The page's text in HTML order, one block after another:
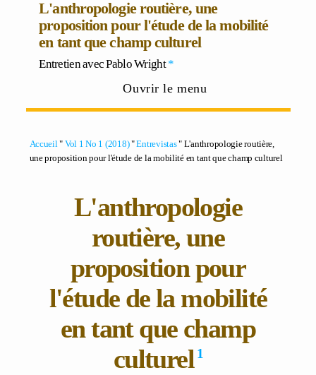
L'anthropologie routière, une
proposition pour l'étude de la mobilité
en tant que champ culturel
Entretien avecPablo Wright *
Ouvrir le menu
Accueil " Vol 1 No 1 (2018)"Entrevistas" L'anthropologie routière,
une proposition pour l'étude de la mobilité en tant que champ culturel
L'anthropologie
routière, une
proposition pour
l'étude de la mobilité
en tant que champ
culturel 1